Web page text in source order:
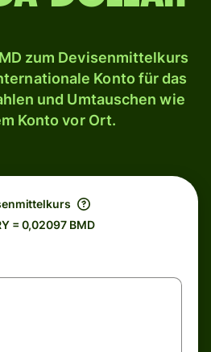
zum Devisenmittelkurs
Konto für das
und Umtauschen wie
Konto vor Ort.
= 0,02097 BMD